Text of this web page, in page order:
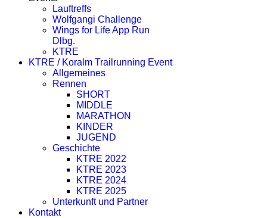
Lauftreffs
Wolfgangi Challenge
Wings for Life App Run
Dlbg.
KTRE
KTRE / Koralm Trailrunning Event
Allgemeines
Rennen
SHORT
MIDDLE
MARATHON
KINDER
JUGEND
Geschichte
KTRE 2022
KTRE 2023
KTRE 2024
KTRE 2025
Unterkunft und Partner
Kontakt